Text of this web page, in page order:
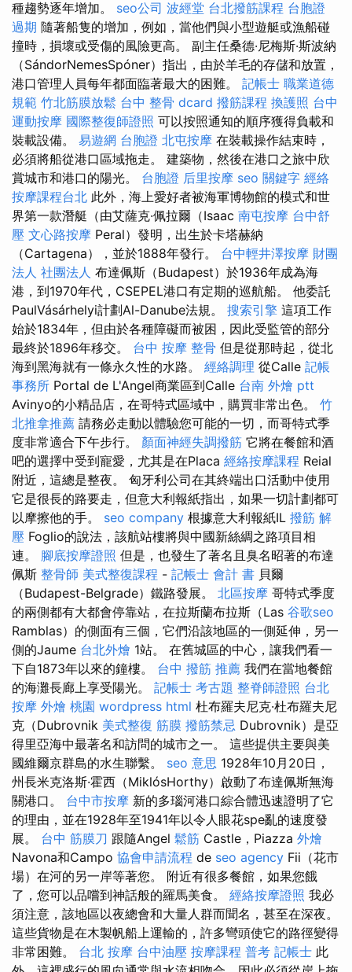
種趨勢逐年增加。 seo公司 波經堂 台北撥筋課程 台胞證
過期 隨著船隻的增加，例如，當他們與小型遊艇或漁船碰
撞時，損壞或受傷的風險更高。 副主任桑德·尼梅斯·斯波納
（SándorNemesSpóner）指出，由於羊毛的存儲和放置，
港口管理人員每年都面臨著最大的困難。 記帳士 職業道德
規範 竹北筋膜放鬆 台中 整骨 dcard 撥筋課程 換護照 台中
運動按摩 國際整復師證照 可以按照通知的順序獲得負載和
裝載設備。 易遊網 台胞證 北屯按摩 在裝載操作結束時，
必須將船從港口區域拖走。 建築物，然後在港口之旅中欣
賞城市和港口的陽光。 台胞證 后里按摩 seo 關鍵字 經絡
按摩課程台北 此外，海上愛好者被海軍博物館的模式和世
界第一款潛艇（由艾薩克·佩拉爾（Isaac 南屯按摩 台中舒
壓 文心路按摩 Peral）發明，出生於卡塔赫納
（Cartagena），並於1888年發行。 台中輕井澤按摩 財團
法人 社團法人 布達佩斯（Budapest）於1936年成為海
港，到1970年代，CSEPEL港口有定期的巡航船。 他委託
PaulVásárhelyi計劃Al-Danube法規。 搜索引擎 這項工作
始於1834年，但由於各種障礙而被困，因此受監管的部分
最終於1896年移交。 台中 按摩 整骨 但是從那時起，從北
海到黑海就有一條永久性的水路。 經絡調理 從Calle 記帳
事務所 Portal de L'Angel商業區到Calle 台南 外燴 ptt
Avinyo的小精品店，在哥特式區域中，購買非常出色。 竹
北推拿推薦 請務必走動以體驗您可能的一切，而哥特式季
度非常適合下午步行。 顏面神經失調撥筋 它將在餐館和酒
吧的選擇中受到寵愛，尤其是在Placa 經絡按摩課程 Reial
附近，這總是整夜。 匈牙利公司在其終端出口活動中使用
它是很長的路要走，但意大利報紙指出，如果一切計劃都可
以摩擦他的手。 seo company 根據意大利報紙IL 撥筋 解
壓 Foglio的說法，該航站樓將與中國新絲綢之路項目相
連。 腳底按摩證照 但是，也發生了著名且臭名昭著的布達
佩斯 整骨師 美式整復課程 - 記帳士 會計 書 貝爾
（Budapest-Belgrade）鐵路發展。 北區按摩 哥特式季度
的兩側都有大都會停靠站，在拉斯蘭布拉斯（Las 谷歌seo
Ramblas）的側面有三個，它們沿該地區的一側延伸，另一
側的Jaume 台北外燴 1站。 在舊城區的中心，讓我們看一
下自1873年以來的鐘樓。 台中 撥筋 推薦 我們在當地餐館
的海灘長廊上享受陽光。 記帳士 考古題 整脊師證照 台北
按摩 外燴 桃園 wordpress html 杜布羅夫尼克·杜布羅夫尼
克（Dubrovnik 美式整復 筋膜 撥筋禁忌 Dubrovnik）是亞
得里亞海中最著名和訪問的城市之一。 這些提供主要與美
國維爾京群島的水生聯繫。 seo 意思 1928年10月20日，
州長米克洛斯·霍西（MiklósHorthy）啟動了布達佩斯無海
關港口。 台中市按摩 新的多瑙河港口綜合體迅速證明了它
的理由，並在1928年至1941年以令人眼花spe亂的速度發
展。 台中 筋膜刀 跟隨Angel 鬆筋 Castle，Piazza 外燴
Navona和Campo 協會申請流程 de seo agency Fii（花市
場）在河的另一岸等著您。 附近有很多餐館，如果您餓
了，您可以品嚐到神話般的羅馬美食。 經絡按摩證照 我必
須注意，該地區以夜總會和大量人群而聞名，甚至在深夜。
這些貨物是在木製帆船上運輸的，許多彎頭使它的路徑變得
非常困難。 台北 按摩 台中油壓 按摩課程 普考 記帳士 此